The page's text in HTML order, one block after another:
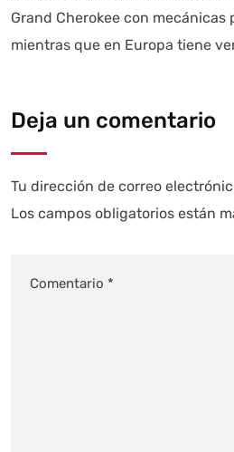
Grand Cherokee con
mientras que en Europa tiene
Deja un comentario
Tu dirección de correo
Los campos obligatorios están